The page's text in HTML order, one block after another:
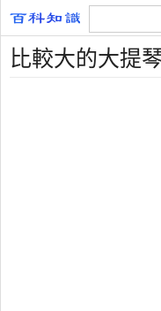
比較大的大提